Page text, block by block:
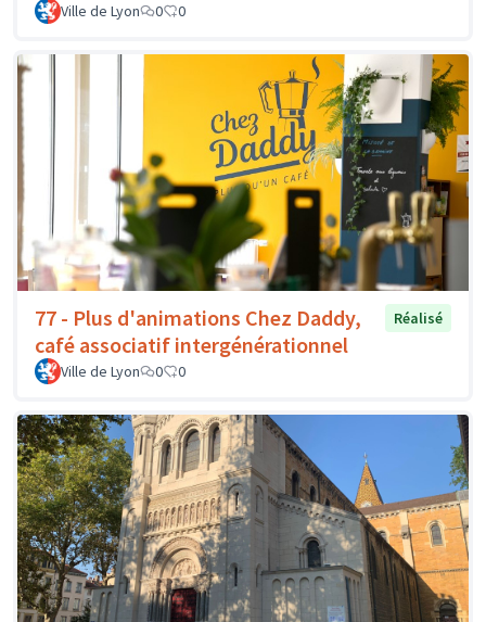
Ville de Lyon 0 0
77 - Plus d'animations Chez Daddy,
café associatif intergénérationnel
Réalisé
Ville de Lyon 0 0